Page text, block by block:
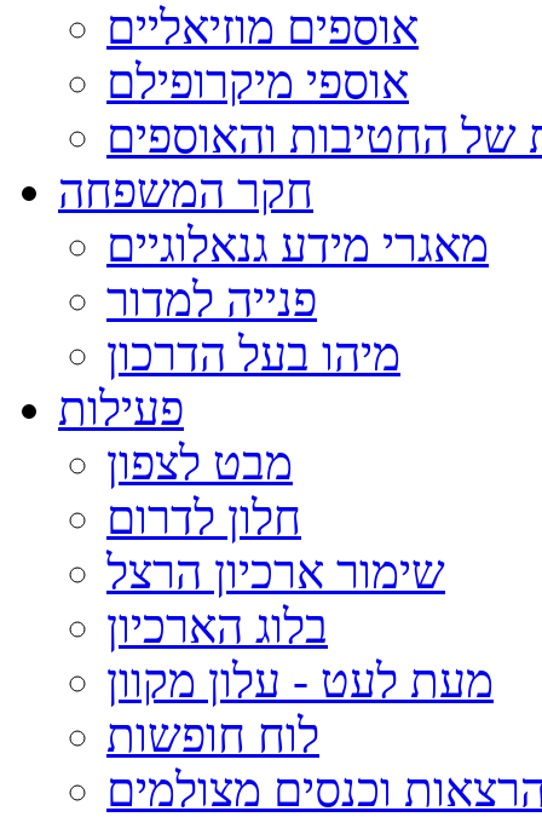
אוספים מוזיאליים
אוספי מיקרופילם
של החטיבות והאוספים
חקר המשפחה
מאגרי מידע גנאלוגיים
פנייה למדור
מיהו בעל הדרכון
פעילות
מבט לצפון
חלון לדרום
שימור ארכיון הרצל
בלוג הארכיון
מעת לעט - עלון מקוון
לוח חופשות
וכנסים מצולמים